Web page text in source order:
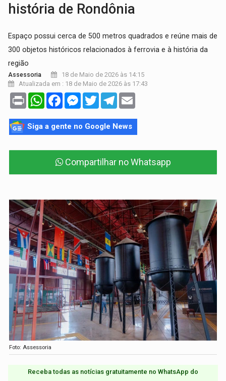
história de Rondônia
Espaço possui cerca de 500 metros quadrados e reúne mais de
300 objetos históricos relacionados à ferrovia e à história da
região
Assessoria
18 de Maio de 2026 às 14:15
Atualizada em : 18 de Maio de 2026 às 17:43
Print WhatsAppFacebookMessenger
TwitterTelegram
Siga a gente no Google News
Compartilhar no Whatsapp
Foto: Assessoria
Receba todas as notícias gratuitamente no WhatsApp do